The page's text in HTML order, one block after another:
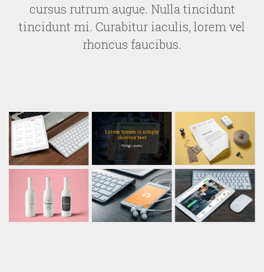
cursus rutrum augue. Nulla tincidunt
tincidunt mi. Curabitur iaculis, lorem vel
rhoncus faucibus.